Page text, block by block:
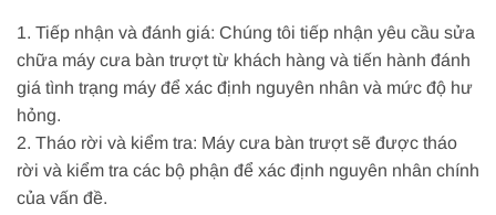
1. Tiếp nhận và đánh giá: Chúng tôi tiếp nhận yêu cầu sửa
chữa máy cưa bàn trượt từ khách hàng và tiến hành đánh
giá tình trạng máy để xác định nguyên nhân và mức độ hư
hỏng.
2. Tháo rời và kiểm tra: Máy cưa bàn trượt sẽ được tháo
rời và kiểm tra các bộ phận để xác định nguyên nhân chính
của vấn đề.